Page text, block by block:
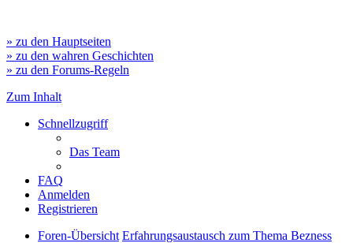
» zu den Hauptseiten
» zu den wahren Geschichten
» zu den Forums-Regeln
Zum Inhalt
Schnellzugriff
Das Team
FAQ
Anmelden
Registrieren
Foren-Übersicht Erfahrungsaustausch zum Thema Bezness